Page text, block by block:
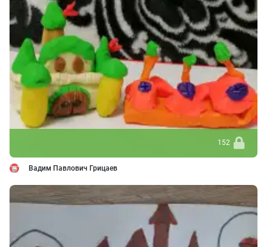
152
Вадим Павлович Грицаев